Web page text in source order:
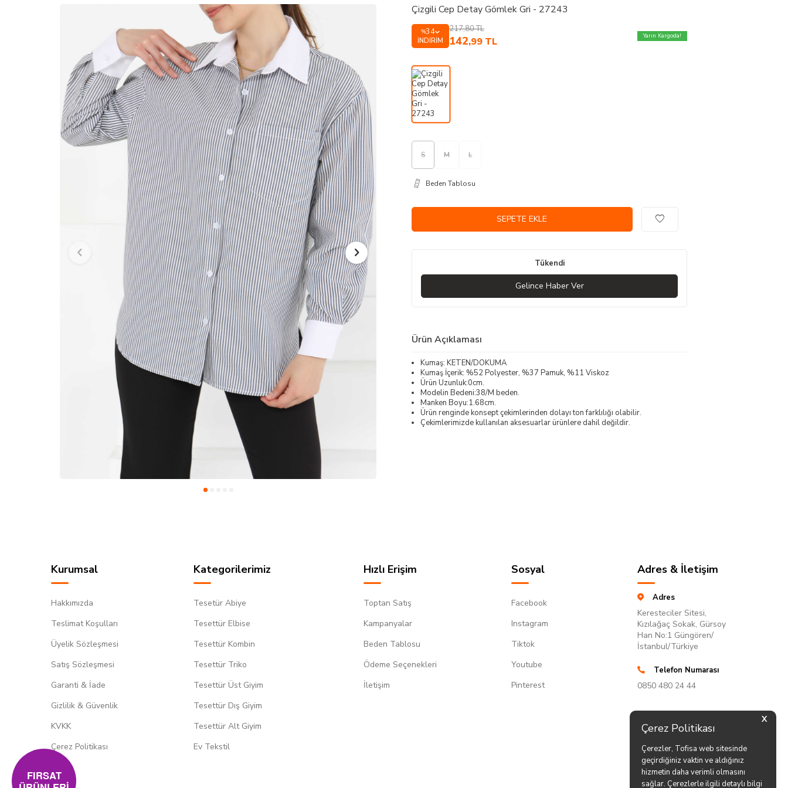
X
Çerez Politikası
Çerezler, Tofisa web sitesinde
geçirdiğiniz vaktin ve aldığınız
hizmetin daha verimli olmasını
sağlar. Çerezlerle ilgili detaylı bilgi
Çizgili Cep Detay Gömlek Gri - 27243
%34
İNDIRIM
217,80TL
142,99 TL Yarın Kargoda!
S M L
Beden Tablosu
SEPETE EKLE
Tükendi
Gelince Haber Ver
Ürün Açıklaması
Kumaş: KETEN/DOKUMA
Kumaş İçerik: %52 Polyester, %37 Pamuk, %11 Viskoz
Ürün Uzunluk:0cm.
Modelin Bedeni:38/M beden.
Manken Boyu:1.68cm.
Ürün renginde konsept çekimlerinden dolayı ton farklılığı olabilir.
Çekimlerimizde kullanılan aksesuarlar ürünlere dahil değildir.
Kurumsal
Hakkımızda
Teslimat Koşulları
Üyelik Sözleşmesi
Satış Sözleşmesi
Garanti & İade
Gizlilik & Güvenlik
KVKK
Çerez Politikası
Kategorilerimiz
Tesetür Abiye
Tesettür Elbise
Tesettür Kombin
Tesettür Triko
Tesettür Üst Giyim
Tesettür Dış Giyim
Tesettür Alt Giyim
Ev Tekstil
Hızlı Erişim
Toptan Satış
Kampanyalar
Beden Tablosu
Ödeme Seçenekleri
İletişim
Sosyal
Facebook
Instagram
Tiktok
Youtube
Pinterest
Adres & İletişim
Adres
Keresteciler Sitesi,
Kızılağaç Sokak, Gürsoy
Han No:1 Güngören/
İstanbul/Türkiye
Telefon Numarası
0850 480 24 44
FIRSAT